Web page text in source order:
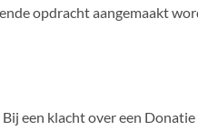
opdracht aangemaakt
een klacht over een